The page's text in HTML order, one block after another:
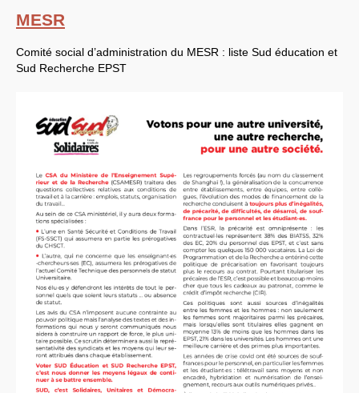
Année 2015
Année 2013
Année 2012
année 2011
Année 2008
Année 2007
Année 2006
Année 2005
Année 2003
LES BRANCHES
CNRS-INRIA
Archives diverses
Archives temporaires
Affaires en cours ou pour
mémoire
Accès aux moyens
informatiques
Concours interne
DGG
Evaluation des Ingénieurs
et Techniciens
SIRHUS- Dossier
Carrière
Suppléments familial de
MESR
Comité social d’administration du MESR : liste Sud éducation et
Sud Recherche EPST